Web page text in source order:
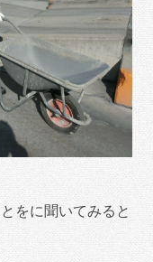
をに聞いてみると